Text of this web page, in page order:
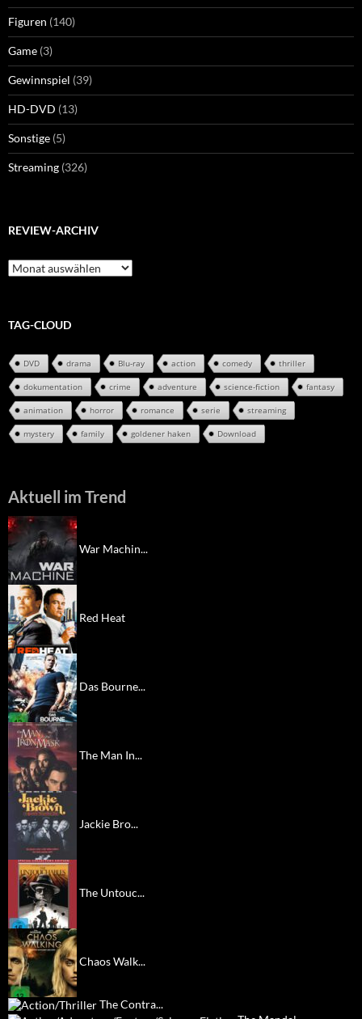
Figuren (140)
Game (3)
Gewinnspiel (39)
HD-DVD (13)
Sonstige (5)
Streaming (326)
REVIEW-ARCHIV
Review-
Archiv
TAG-CLOUD
DVD drama Blu-ray action comedy thriller
dokumentation crime adventure science-fiction fantasy
animation horror romance serie streaming
mystery family goldener haken Download
Aktuell im Trend
War Machin...
Red Heat
Das Bourne...
The Man In...
Jackie Bro...
The Untouc...
Chaos Walk...
The Contra...